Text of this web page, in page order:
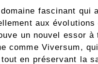
fascinant qui
aux
un nouvel essor à
comme Viversum,
en préservant la